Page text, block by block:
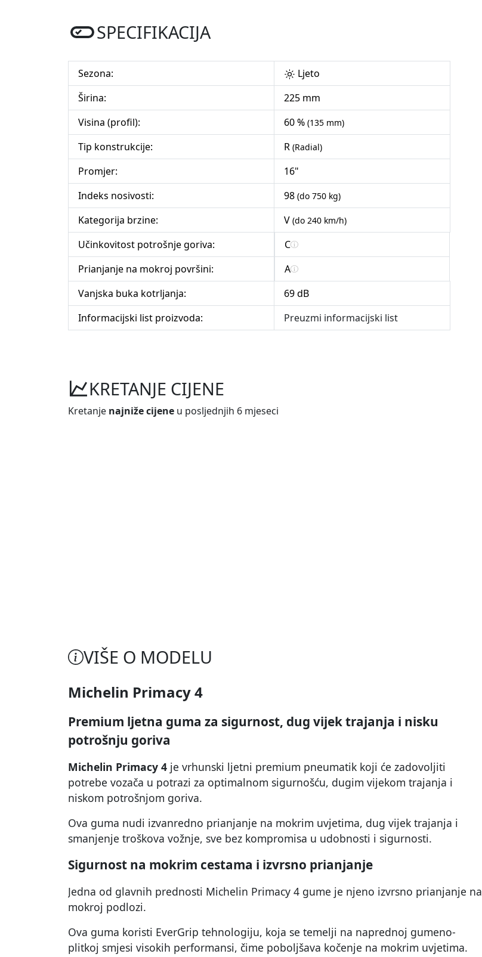
SPECIFIKACIJA
Sezona:
Ljeto
Širina:
225 mm
Visina (profil):
60 % (135 mm)
Tip konstrukcije: R (Radial)
Promjer:
16"
Indeks nosivosti:
98 (do 750 kg)
Kategorija brzine: V (do 240 km/h)
Učinkovitost potrošnje goriva:
C
Prianjanje na mokroj površini:
A
Vanjska buka kotrljanja:
69 dB
Informacijski list proizvoda:
Preuzmi informacijski list
KRETANJE CIJENE
Kretanje najniže cijene u posljednjih 6 mjeseci
VIŠE O MODELU
Michelin Primacy 4
Premium ljetna guma za sigurnost, dug vijek trajanja i nisku
potrošnju goriva
Michelin Primacy 4 je vrhunski ljetni premium pneumatik koji će zadovoljiti
potrebe vozača u potrazi za optimalnom sigurnošću, dugim vijekom trajanja i
niskom potrošnjom goriva.
Ova guma nudi izvanredno prianjanje na mokrim uvjetima, dug vijek trajanja i
smanjenje troškova vožnje, sve bez kompromisa u udobnosti i sigurnosti.
Sigurnost na mokrim cestama i izvrsno prianjanje
Jedna od glavnih prednosti Michelin Primacy 4 gume je njeno izvrsno prianjanje na
mokroj podlozi.
Ova guma koristi EverGrip tehnologiju, koja se temelji na naprednoj gumeno-
plitkoj smjesi visokih performansi, čime poboljšava kočenje na mokrim uvjetima.